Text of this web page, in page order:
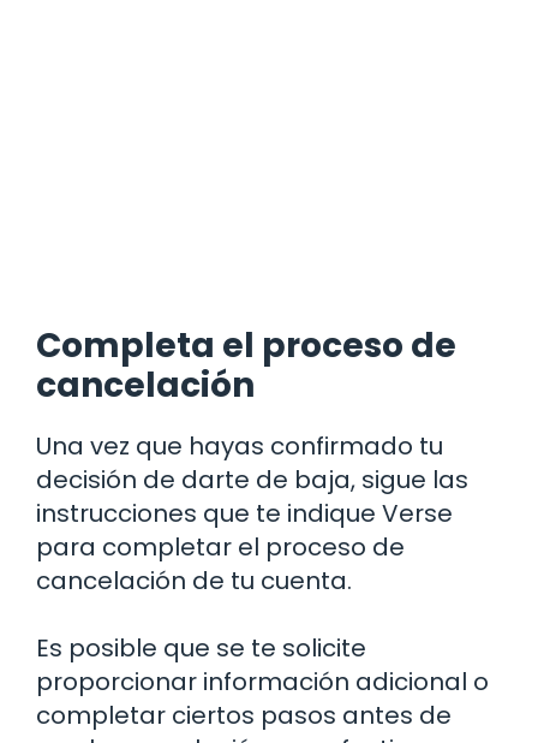
Completa el proceso de
cancelación
Una vez que hayas confirmado tu
decisión de darte de baja, sigue las
instrucciones que te indique Verse
para completar el proceso de
cancelación de tu cuenta.
Es posible que se te solicite
proporcionar información adicional o
completar ciertos pasos antes de